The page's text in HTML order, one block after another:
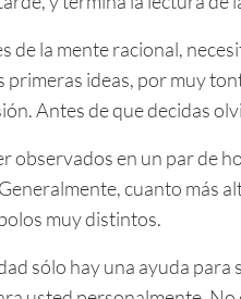
de la mente racional,
primeras ideas, por muy
Antes de que decidas
observados en un par de
cuanto más
muy distintos.
sólo hay una ayuda